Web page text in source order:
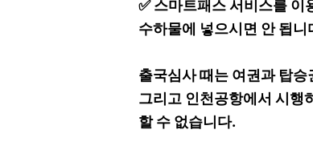
✅ 스마트패스 서비스를
수하물에 넣으시면 안 됩니
출국심사 때는 여권과 탑
그리고 인천공항에서 시행
할 수 없습니다.